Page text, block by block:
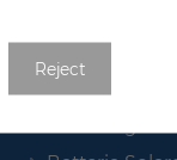
Reject
Meno Sistemi
Sistema Di